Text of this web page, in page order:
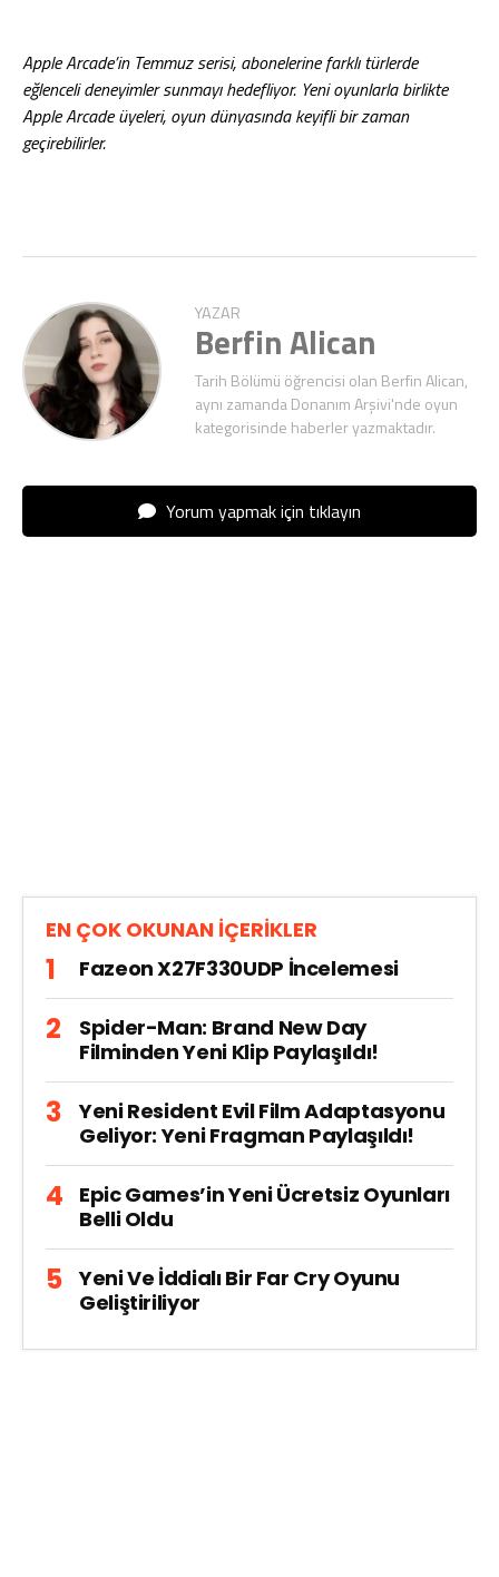
Apple Arcade’in Temmuz serisi, abonelerine farklı türlerde
eğlenceli deneyimler sunmayı hedefliyor. Yeni oyunlarla birlikte
Apple Arcade üyeleri, oyun dünyasında keyifli bir zaman
geçirebilirler.
YAZAR
Berfin Alican
Tarih Bölümü öğrencisi olan Berfin Alican,
aynı zamanda Donanım Arşivi'nde oyun
kategorisinde haberler yazmaktadır.
Yorum yapmak için tıklayın
EN ÇOK OKUNAN İÇERİKLER
Fazeon X27F330UDP İncelemesi
Spider-Man: Brand New Day
Filminden Yeni Klip Paylaşıldı!
Yeni Resident Evil Film Adaptasyonu
Geliyor: Yeni Fragman Paylaşıldı!
Epic Games’in Yeni Ücretsiz Oyunları
Belli Oldu
Yeni Ve İddialı Bir Far Cry Oyunu
Geliştiriliyor